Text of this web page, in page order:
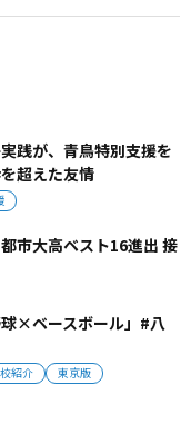
践が、青鳥特別支援を
超えた友情
市大高ベスト16進出 接
×ベースボール」#八
紹介 東京版